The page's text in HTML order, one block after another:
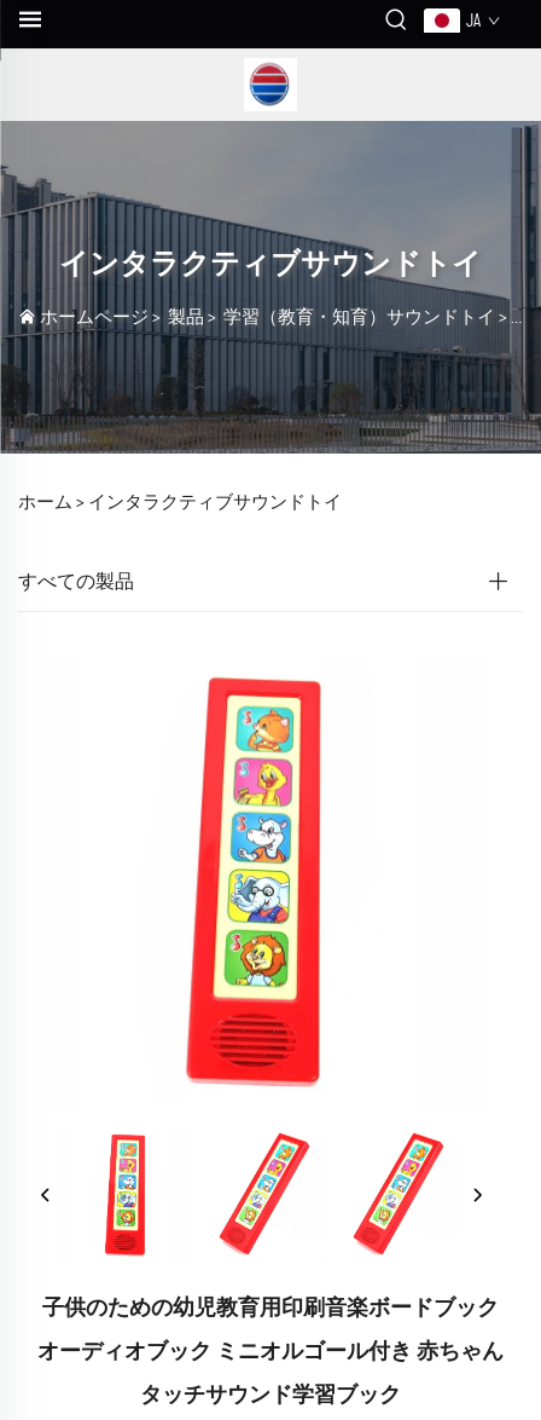
JA
インタラクティブサウンドトイ
ホームページ > 製品 > 学習（教育・知育）サウンドトイ >
ホーム > インタラクティブサウンドトイ
すべての製品
子供のための幼児教育用印刷音楽ボードブック
オーディオブック ミニオルゴール付き 赤ちゃん
タッチサウンド学習ブック